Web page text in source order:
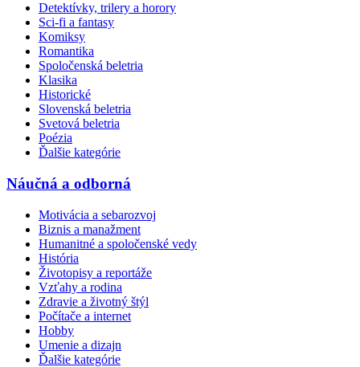
Detektívky, trilery a horory
Sci-fi a fantasy
Komiksy
Romantika
Spoločenská beletria
Klasika
Historické
Slovenská beletria
Svetová beletria
Poézia
Ďalšie kategórie
Náučná a odborná
Motivácia a sebarozvoj
Biznis a manažment
Humanitné a spoločenské vedy
História
Životopisy a reportáže
Vzťahy a rodina
Zdravie a životný štýl
Počítače a internet
Hobby
Umenie a dizajn
Ďalšie kategórie